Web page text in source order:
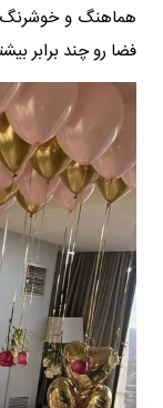
هماهنگ و خوشرنگ
فضا رو چند برابر